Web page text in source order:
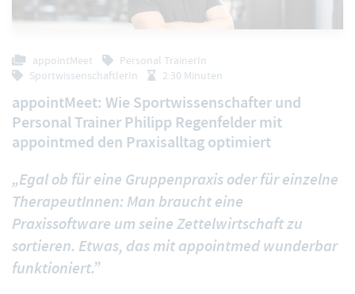
appointMeet
Personal TrainerIn
SportwissenschaftlerIn
2:30 Minuten
appointMeet: Wie Sportwissenschafter und
Personal Trainer Philipp Regenfelder mit
appointmed den Praxisalltag optimiert
„Egal ob für eine Gruppenpraxis oder für einzelne
TherapeutInnen: Man braucht eine
Praxissoftware um seine Zettelwirtschaft zu
sortieren. Etwas, das mit appointmed wunderbar
funktioniert.”